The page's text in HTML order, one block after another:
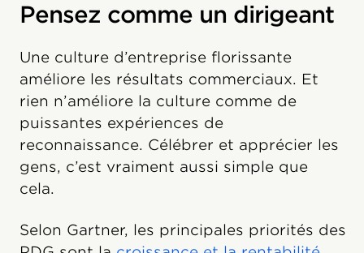
Pensez comme un dirigeant
Une culture d’entreprise florissante
améliore les résultats commerciaux. Et
rien n’améliore la culture comme de
puissantes expériences de
reconnaissance. Célébrer et apprécier les
gens, c’est vraiment aussi simple que
cela.
Selon Gartner, les principales priorités des